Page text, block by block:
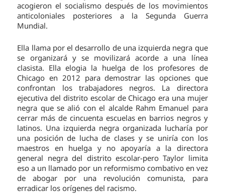
acogieron el socialismo después de los movimientos
anticoloniales posteriores a la Segunda Guerra
Mundial.
Ella llama por el desarrollo de una izquierda negra que
se organizará y se movilizará acorde a una línea
clasista. Ella elogia la huelga de los profesores de
Chicago en 2012 para demostrar las opciones que
confrontan los trabajadores negros. La directora
ejecutiva del distrito escolar de Chicago era una mujer
negra que se alió con el alcalde Rahm Emanuel para
cerrar más de cincuenta escuelas en barrios negros y
latinos. Una izquierda negra organizada lucharía por
una posición de lucha de clases y se uniría con los
maestros en huelga y no apoyaría a la directora
general negra del distrito escolar-pero Taylor limita
eso a un llamado por un reformismo combativo en vez
de abogar por una revolución comunista, para
erradicar los orígenes del racismo.